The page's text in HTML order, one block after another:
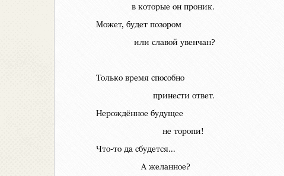
в которые он проник.
Может, будет позором
или славой увенчан?
Только время способно
принести ответ.
Нерождённое будущее
не торопи!
Что-то да сбудется...
А желанное?